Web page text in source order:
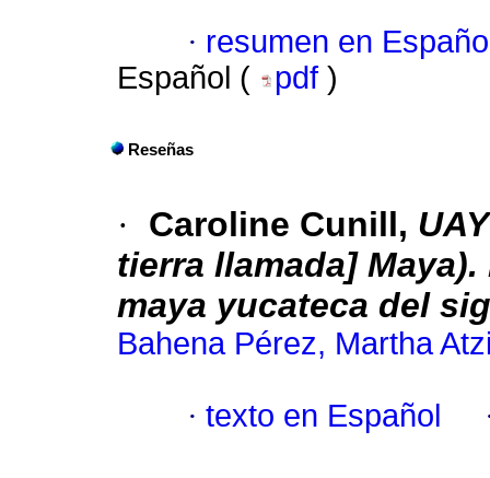
· resumen en
Español (
pdf )
Reseñas
· Caroline Cunill,
tierra llamada]
maya yucateca del
Bahena Pérez, Martha
· texto en Español